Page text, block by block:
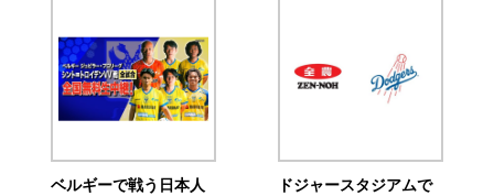
ベルギーで戦う日本人 ドジャースタジアムで